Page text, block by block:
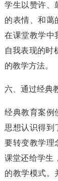
学生以赞许、
的表情、和蔼
在课堂教学中
自我表现的时
的教学方法。
六、通过经典
经典教育案例
思想认识得到
要转变教学理
课堂还给学生
的教学模式。